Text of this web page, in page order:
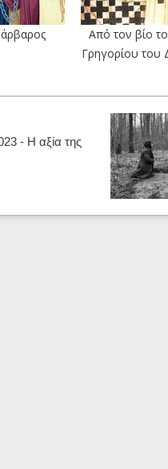
Από τον βίο
Γρηγορίου του
- Η αξία της